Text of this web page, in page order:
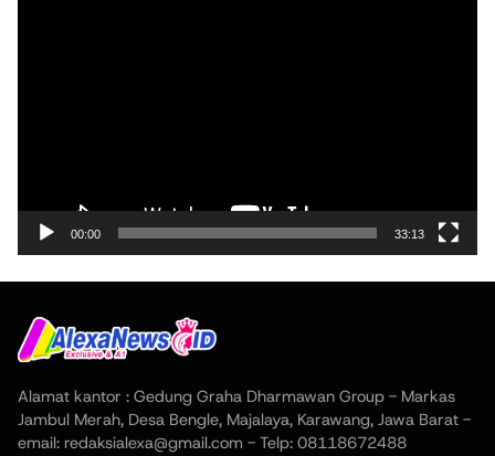
00:00 33:13
Alamat kantor : Gedung Graha Dharmawan Group - Markas
Jambul Merah, Desa Bengle, Majalaya, Karawang, Jawa Barat -
email: redaksialexa@gmail.com - Telp: 08118672488